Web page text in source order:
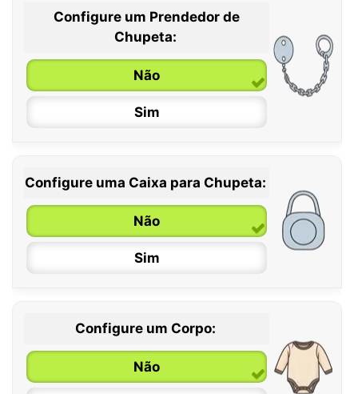
0 / 6 meses
6 / 36 meses
Configure um Prendedor de
Chupeta:
Não
Sim
Configure uma Caixa para Chupeta:
Não
Sim
Configure um Corpo:
Não